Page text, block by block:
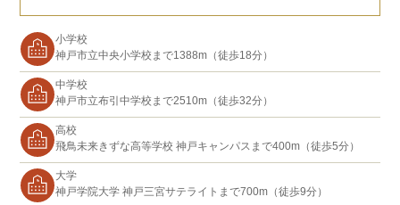
小学校
神戸市立中央小学校まで1388m（徒歩18分）
中学校
神戸市立布引中学校まで2510m（徒歩32分）
高校
飛鳥未来きずな高等学校 神戸キャンパスまで400m（徒歩5分）
大学
神戸学院大学 神戸三宮サテライトまで700m（徒歩9分）